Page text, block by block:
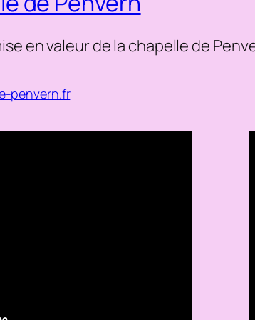
en valeur de la chapelle de
penvern.fr